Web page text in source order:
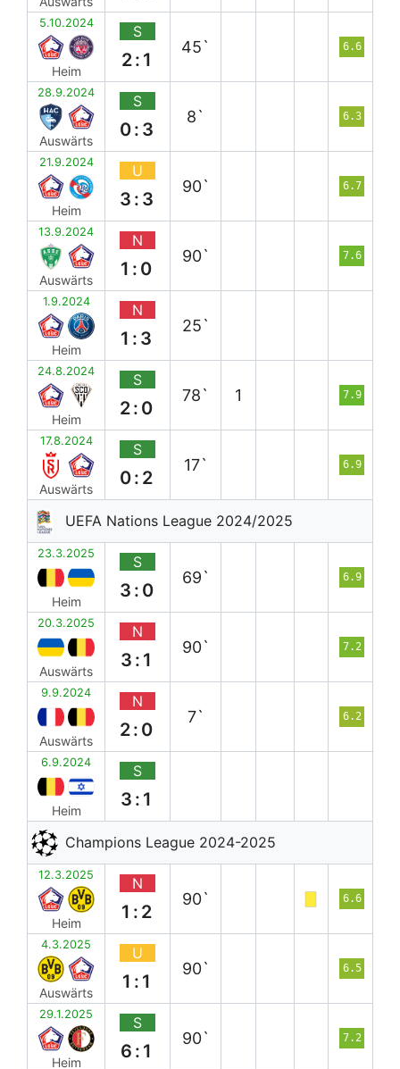
5.10.2024
Heim
S
2:1
45` 6.6
28.9.2024
Auswärts
S
0:3
8` 6.3
21.9.2024
Heim
U
3:3
90` 6.7
13.9.2024
Auswärts
N
1:0
90` 7.6
1.9.2024
Heim
N
1:3
25`
24.8.2024
Heim
S
2:0
78` 1 7.9
17.8.2024
Auswärts
S
0:2
17` 6.9
UEFA Nations League 2024/2025
23.3.2025
Heim
S
3:0
69` 6.9
20.3.2025
Auswärts
N
3:1
90` 7.2
9.9.2024
Auswärts
N
2:0
7` 6.2
6.9.2024
Heim
S
3:1
Champions League 2024-2025
12.3.2025
Heim
N
1:2
90` 6.6
4.3.2025
Auswärts
U
1:1
90` 6.5
29.1.2025
Heim
S
6:1
90` 7.2